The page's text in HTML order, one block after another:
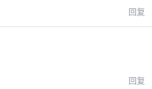
回复
回复